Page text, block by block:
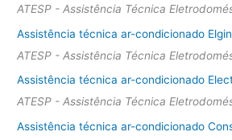
ATESP - Assistência Técnica
Assistência técnica ar-condicionado Elgin
ATESP - Assistência Técnica
Assistência técnica ar-condicionado
ATESP - Assistência Técnica
Assistência técnica ar-condicionado